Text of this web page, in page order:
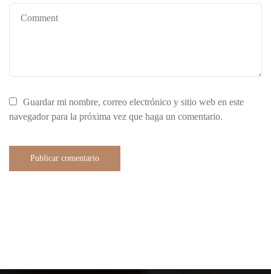
Guardar mi nombre, correo electrónico y sitio web en este
navegador para la próxima vez que haga un comentario.
Publicar comentario